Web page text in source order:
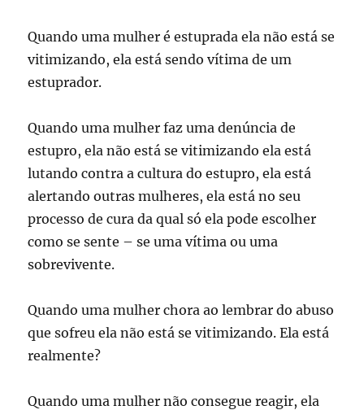
Quando uma mulher é estuprada ela não está se
vitimizando, ela está sendo vítima de um
estuprador.
Quando uma mulher faz uma denúncia de
estupro, ela não está se vitimizando ela está
lutando contra a cultura do estupro, ela está
alertando outras mulheres, ela está no seu
processo de cura da qual só ela pode escolher
como se sente – se uma vítima ou uma
sobrevivente.
Quando uma mulher chora ao lembrar do abuso
que sofreu ela não está se vitimizando. Ela está
realmente?
Quando uma mulher não consegue reagir, ela